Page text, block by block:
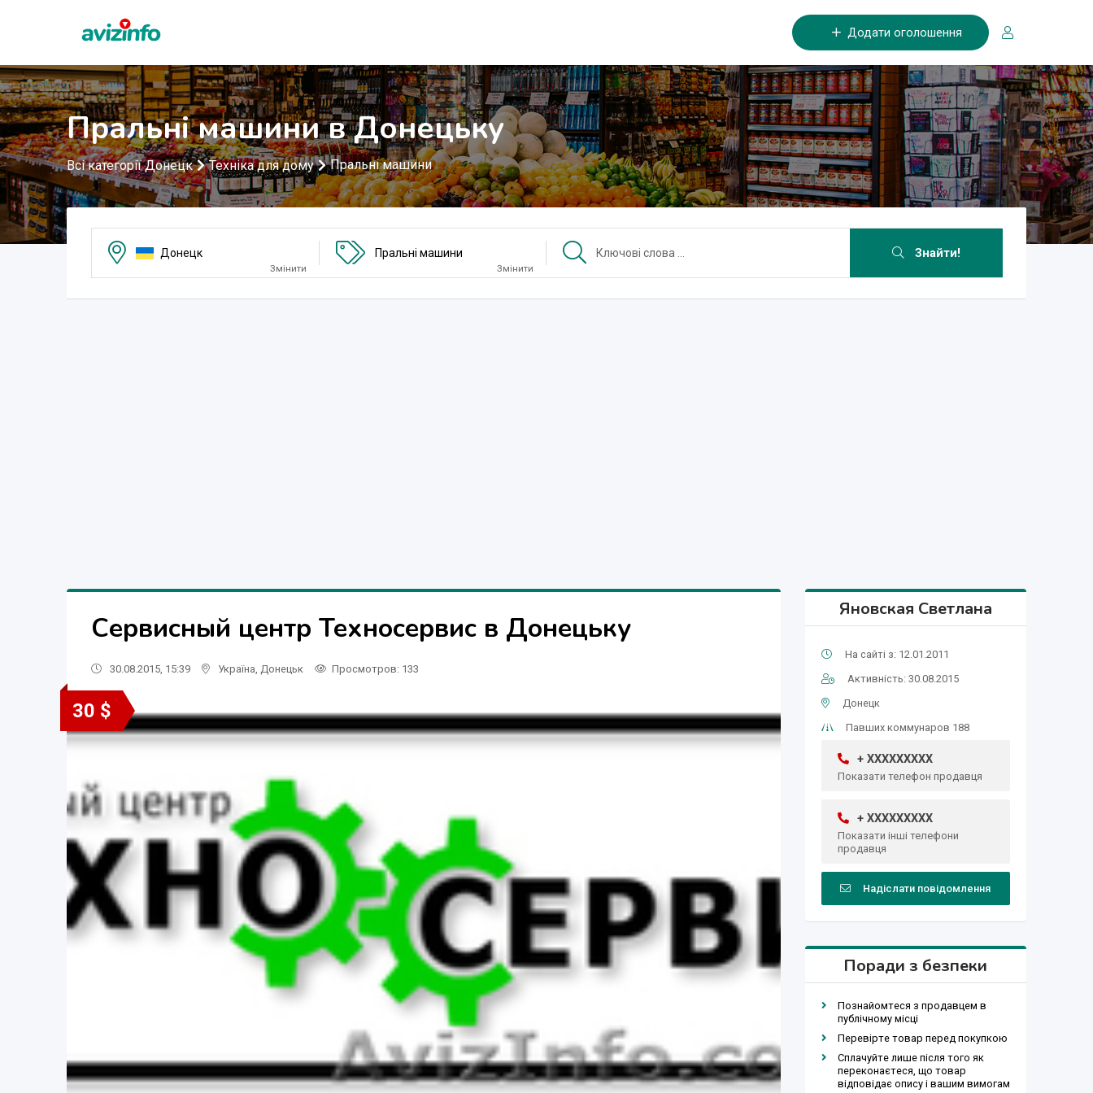
Додати оголошення
Пральні машини в Донецьку
Всі категорії Донецк Техніка для дому Пральні машини
Донецк
Змінити
Пральні машини
Змінити
Знайти!
Сервисный центр Техносервис в Донецьку
30.08.2015, 15:39 Україна Донецьк Просмотров: 133
30 $
Яновская Светлана
На сайті з: 12.01.2011
Активність: 30.08.2015
Донецк
Павших коммунаров 188
+ XXXXXXXXX
Показати телефон продавця
+ XXXXXXXXX
Показати інші телефони
продавця
Надіслати повідомлення
Поради з безпеки
Познайомтеся з продавцем в
публічному місці
Перевірте товар перед покупкою
Сплачуйте лише після того як
переконаєтеся, що товар
відповідає опису і вашим вимогам